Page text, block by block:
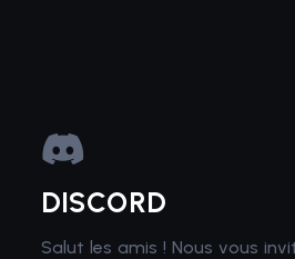
DISCORD
Salut les amis ! Nous vous